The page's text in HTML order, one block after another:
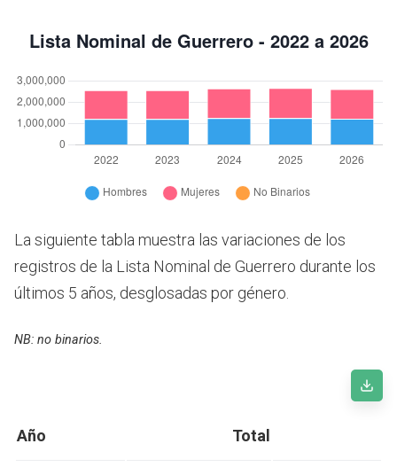
La siguiente tabla muestra las variaciones de los
registros de la Lista Nominal de Guerrero durante los
últimos 5 años, desglosadas por género.
NB: no binarios.
Año Total